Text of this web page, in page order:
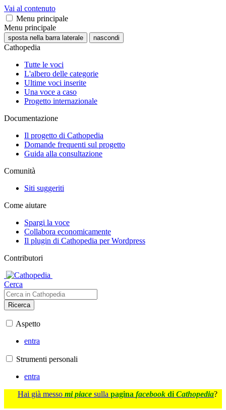
Vai al contenuto
Menu principale
Menu principale
sposta nella barra laterale nascondi
Cathopedia
Tutte le voci
L'albero delle categorie
Ultime voci inserite
Una voce a caso
Progetto internazionale
Documentazione
Il progetto di Cathopedia
Domande frequenti sul progetto
Guida alla consultazione
Comunità
Siti suggeriti
Come aiutare
Spargi la voce
Collabora economicamente
Il plugin di Cathopedia per Wordpress
Contributori
Cerca
Ricerca
Aspetto
entra
Strumenti personali
entra
Hai già messo mi piace sulla pagina facebook di Cathopedia?